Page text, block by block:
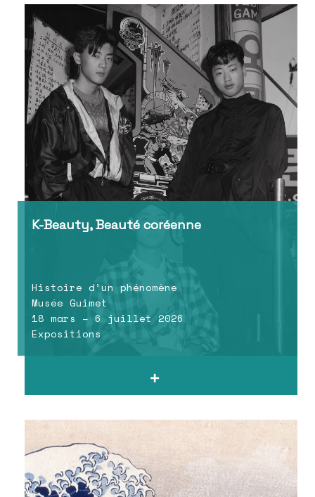
K-Beauty, Beauté coréenne
Histoire d’un phénomène
Musée Guimet
18 mars – 6 juillet 2026
Expositions